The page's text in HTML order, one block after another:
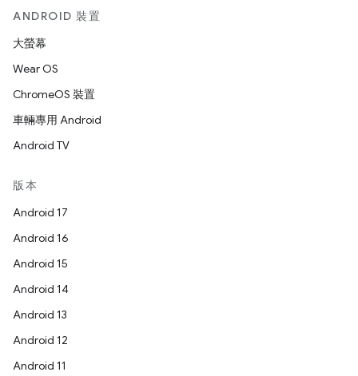
ANDROID 裝置
大螢幕
Wear OS
ChromeOS 裝置
車輛專用 Android
Android TV
版本
Android 17
Android 16
Android 15
Android 14
Android 13
Android 12
Android 11